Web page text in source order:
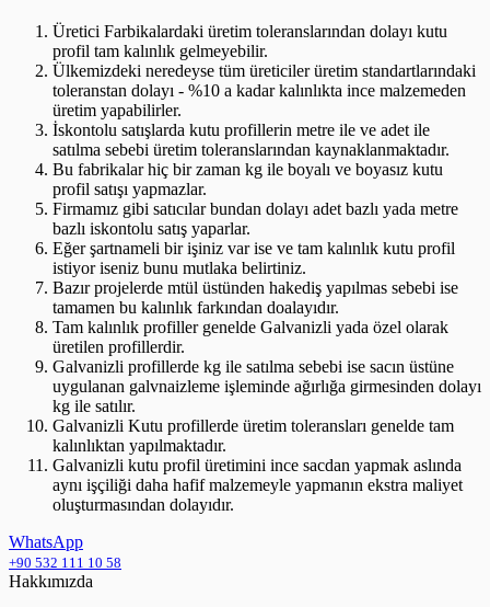
Üretici Farbikalardaki üretim toleranslarından dolayı kutu
profil tam kalınlık gelmeyebilir.
Ülkemizdeki neredeyse tüm üreticiler üretim standartlarındaki
toleranstan dolayı - %10 a kadar kalınlıkta ince malzemeden
üretim yapabilirler.
İskontolu satışlarda kutu profillerin metre ile ve adet ile
satılma sebebi üretim toleranslarından kaynaklanmaktadır.
Bu fabrikalar hiç bir zaman kg ile boyalı ve boyasız kutu
profil satışı yapmazlar.
Firmamız gibi satıcılar bundan dolayı adet bazlı yada metre
bazlı iskontolu satış yaparlar.
Eğer şartnameli bir işiniz var ise ve tam kalınlık kutu profil
istiyor iseniz bunu mutlaka belirtiniz.
Bazır projelerde mtül üstünden hakediş yapılmas sebebi ise
tamamen bu kalınlık farkından doalayıdır.
Tam kalınlık profiller genelde Galvanizli yada özel olarak
üretilen profillerdir.
Galvanizli profillerde kg ile satılma sebebi ise sacın üstüne
uygulanan galvnaizleme işleminde ağırlığa girmesinden dolayı
kg ile satılır.
Galvanizli Kutu profillerde üretim toleransları genelde tam
kalınlıktan yapılmaktadır.
Galvanizli kutu profil üretimini ince sacdan yapmak aslında
aynı işçiliği daha hafif malzemeyle yapmanın ekstra maliyet
oluşturmasından dolayıdır.
WhatsApp
+90 532 111 10 58
Hakkımızda